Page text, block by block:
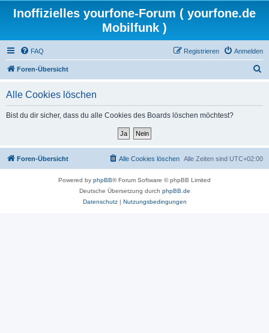
Inoffizielles yourfone-Forum ( yourfone.de
Mobilfunk )
FAQ Anmelden
Registrieren
Foren-Übersicht
Alle Cookies löschen
Bist du dir sicher, dass du alle Cookies des Boards löschen möchtest?
Foren-Übersicht Alle Zeiten sind UTC+02:00
Alle Cookies löschen
Powered by phpBB® Forum Software © phpBB Limited
Deutsche Übersetzung durch phpBB.de
Datenschutz| Nutzungsbedingungen